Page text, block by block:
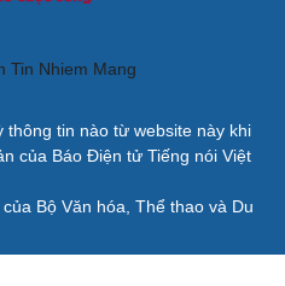
tin nào từ website này khi
của Báo Điện tử Tiếng nói Việt
Bộ Văn hóa, Thể thao và Du